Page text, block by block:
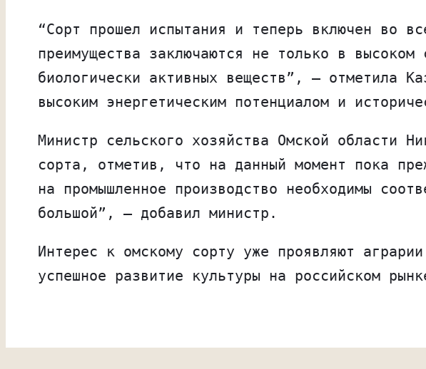
“Сорт прошел испытания и теперь включен во
преимущества заключаются не только в
биологически активных веществ”, — отметила
высоким энергетическим потенциалом и
Министр сельского хозяйства Омской области
сорта, отметив, что на данный момент пока
на промышленное производство необходимы
большой”, — добавил министр.
Интерес к омскому сорту уже проявляют
успешное развитие культуры на российском